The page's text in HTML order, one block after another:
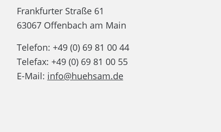
Frankfurter Straße 61
63067 Offenbach am Main
Telefon: +49 (0) 69 81 00 44
Telefax: +49 (0) 69 81 00 55
E-Mail: info@huehsam.de